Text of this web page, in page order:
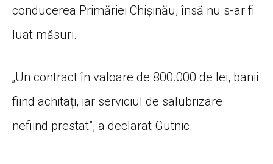
conducerea Primăriei Chișinău, însă nu s-ar fi
luat măsuri.
„Un contract în valoare de 800.000 de lei, banii
fiind achitați, iar serviciul de salubrizare
nefiind prestat”, a declarat Gutnic.